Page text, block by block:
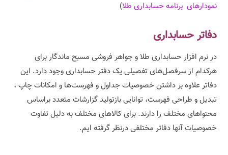
نمودارهای برنامه حسابداری طلا)
دفاتر حسابداری
در نرم افزار حسابداری طلا و جواهر فروشی مسبح ماندگار برای
هرکدام از سرفصل‌های تفصیلی یک دفتر حسابداری وجود دارد. این
دفاتر علاوه بر داشتن خصوصیات جداول و فهرست‌ها و امکانات چاپ ،
تبدیل و طراحی فهرست، توانایی بازتولید گزارشات متعدد براساس
محتواهای مختلف را دارند. برای کالاهای مختلف به دلیل تفاوت
خصوصیات آنها دفاتر مختلفی درنظر گرفته ایم.